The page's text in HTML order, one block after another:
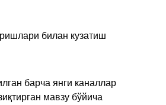
билан кузатиш
барча янги каналлар
мавзу бўйича